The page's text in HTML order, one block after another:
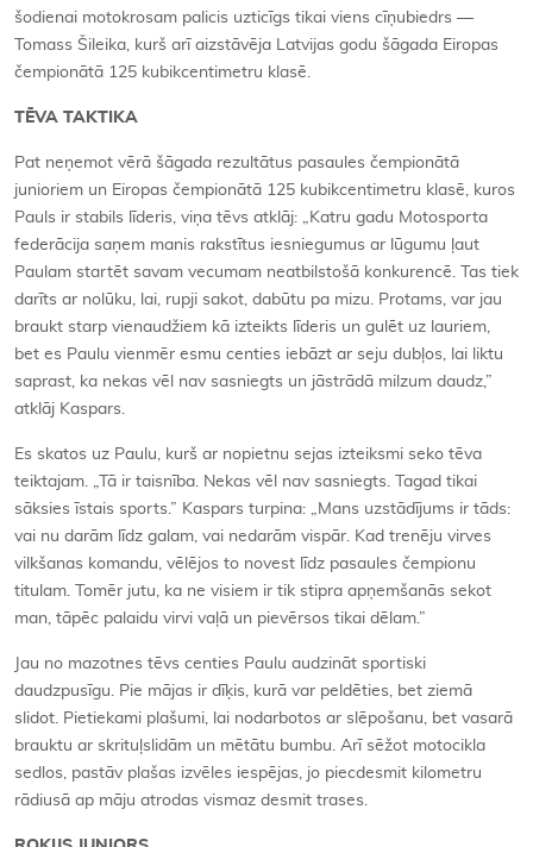
šodienai motokrosam palicis uzticīgs tikai viens cīņubiedrs —
Tomass Šileika, kurš arī aizstāvēja Latvijas godu šāgada Eiropas
čempionātā 125 kubikcentimetru klasē.
TĒVA TAKTIKA
Pat neņemot vērā šāgada rezultātus pasaules čempionātā
junioriem un Eiropas čempionātā 125 kubikcentimetru klasē, kuros
Pauls ir stabils līderis, viņa tēvs atklāj: „Katru gadu Motosporta
federācija saņem manis rakstītus iesniegumus ar lūgumu ļaut
Paulam startēt savam vecumam neatbilstošā konkurencē. Tas tiek
darīts ar nolūku, lai, rupji sakot, dabūtu pa mizu. Protams, var jau
braukt starp vienaudžiem kā izteikts līderis un gulēt uz lauriem,
bet es Paulu vienmēr esmu centies iebāzt ar seju dubļos, lai liktu
saprast, ka nekas vēl nav sasniegts un jāstrādā milzum daudz,”
atklāj Kaspars.
Es skatos uz Paulu, kurš ar nopietnu sejas izteiksmi seko tēva
teiktajam. „Tā ir taisnība. Nekas vēl nav sasniegts. Tagad tikai
sāksies īstais sports.” Kaspars turpina: „Mans uzstādījums ir tāds:
vai nu darām līdz galam, vai nedarām vispār. Kad trenēju virves
vilkšanas komandu, vēlējos to novest līdz pasaules čempionu
titulam. Tomēr jutu, ka ne visiem ir tik stipra apņemšanās sekot
man, tāpēc palaidu virvi vaļā un pievērsos tikai dēlam.”
Jau no mazotnes tēvs centies Paulu audzināt sportiski
daudzpusīgu. Pie mājas ir dīķis, kurā var peldēties, bet ziemā
slidot. Pietiekami plašumi, lai nodarbotos ar slēpošanu, bet vasarā
brauktu ar skrituļslidām un mētātu bumbu. Arī sēžot motocikla
sedlos, pastāv plašas izvēles iespējas, jo piecdesmit kilometru
rādiusā ap māju atrodas vismaz desmit trases.